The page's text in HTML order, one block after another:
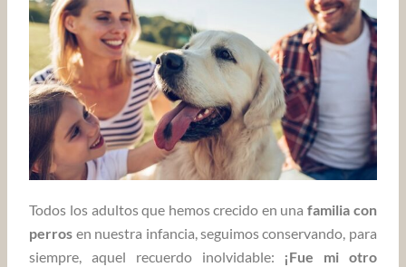
Todos los adultos que hemos crecido en una familia con
perros en nuestra infancia, seguimos conservando, para
siempre, aquel recuerdo inolvidable: ¡Fue mi otro